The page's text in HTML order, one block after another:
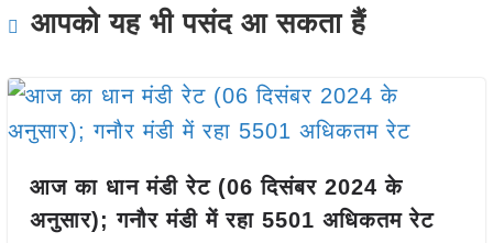
आपको यह भी पसंद आ सकता हैं
आज का धान मंडी रेट (06 दिसंबर 2024 के
अनुसार); गनौर मंडी में रहा 5501 अधिकतम रेट